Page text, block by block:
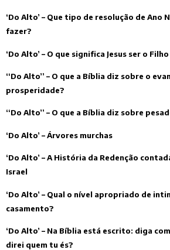
‘Do Alto’ – Que tipo de resolução de Ano
fazer?
‘Do Alto’ – O que significa Jesus ser o
“Do Alto” – O que a Bíblia diz sobre o
prosperidade?
“Do Alto” – O que a Bíblia diz sobre
‘Do Alto’ – Árvores murchas
‘Do Alto’ – A História da Redenção
Israel
‘Do Alto’ – Qual o nível apropriado de
casamento?
‘Do Alto’ – Na Bíblia está escrito: diga
direi quem tu és?